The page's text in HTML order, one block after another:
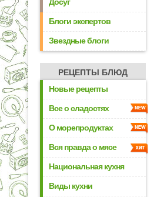
Блоги экспертов
Звездные блоги
РЕЦЕПТЫ БЛЮД
Новые рецепты
Все о сладостях
О морепродуктах
Вся правда о мясе
Национальная кухня
Виды кухни